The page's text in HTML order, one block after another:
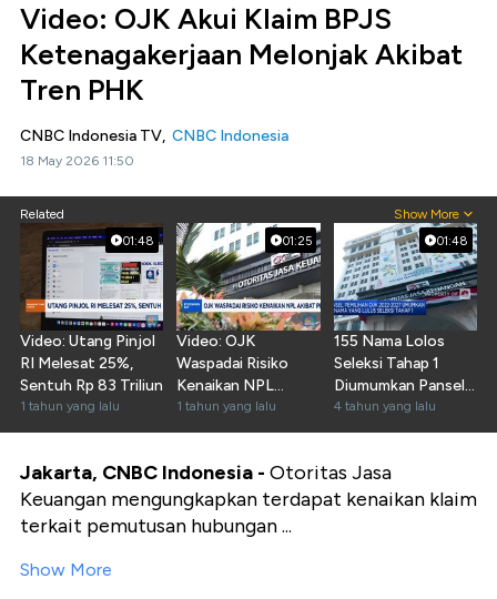
Video: OJK Akui Klaim BPJS
Ketenagakerjaan Melonjak Akibat
Tren PHK
CNBC Indonesia TV, CNBC Indonesia
18 May 2026 11:50
Related Show More
01:48
Video: Utang Pinjol
RI Melesat 25%,
Sentuh Rp 83 Triliun
1 tahun yang lalu
01:25
Video: OJK
Waspadai Risiko
Kenaikan NPL
Akibat Perang
Dagang
1 tahun yang lalu
01:48
155 Nama Lolos
Seleksi Tahap 1
Diumumkan Pansel
Pemilihan OJK
4 tahun yang lalu
Jakarta, CNBC Indonesia - Otoritas Jasa
Keuangan mengungkapkan terdapat kenaikan klaim
terkait pemutusan hubungan ...
Show More